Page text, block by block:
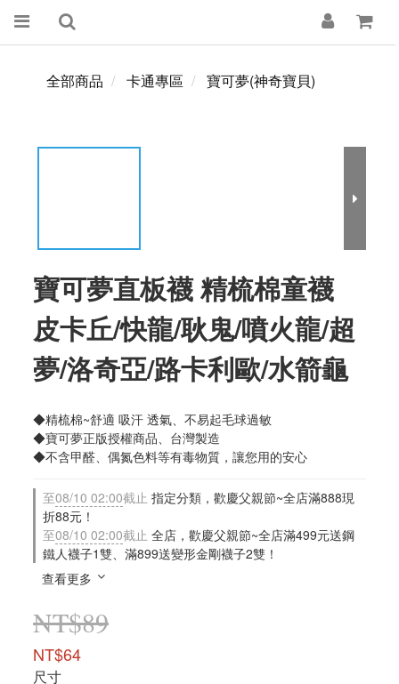
全部商品 卡通專區 寶可夢(神奇寶貝)
寶可夢直板襪 精梳棉童襪
皮卡丘/快龍/耿鬼/噴火龍/超
夢/洛奇亞/路卡利歐/水箭龜
◆精梳棉~舒適 吸汗 透氣、不易起毛球過敏
◆寶可夢正版授權商品、台灣製造
◆不含甲醛、偶氮色料等有毒物質，讓您用的安心
至08/10 02:00截止 指定分類，歡慶父親節~全店滿888現
折88元！
至08/10 02:00截止 全店，歡慶父親節~全店滿499元送鋼
鐵人襪子1雙、滿899送變形金剛襪子2雙！
查看更多
NT$89
NT$64
尺寸